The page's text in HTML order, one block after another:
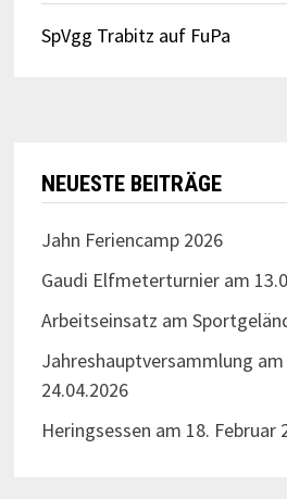
SpVgg Trabitz auf FuPa
NEUESTE BEITRÄGE
Jahn Feriencamp 2026
Gaudi Elfmeterturnier am
Arbeitseinsatz am
Jahreshauptversammlung
24.04.2026
Heringsessen am 18. Februar